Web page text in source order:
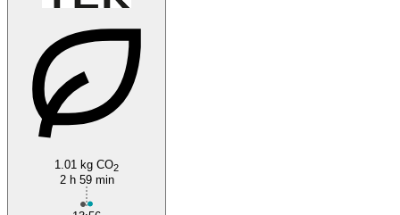
1.01 kg CO2
2 h 59 min